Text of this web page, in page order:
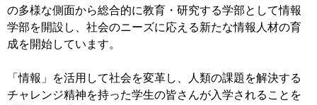
の多様な側面から総合的に教育・研究する学部として情報
学部を開設し、社会のニーズに応える新たな情報人材の育
成を開始しています。
「情報」を活用して社会を変革し、人類の課題を解決する
チャレンジ精神を持った学生の皆さんが入学されることを